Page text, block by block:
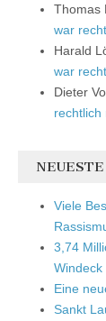
Thomas
war
Harald
war
Dieter
rechtlich
Viele
3,74
Windeck
Eine
Sankt